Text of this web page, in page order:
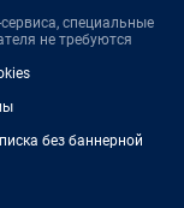
специальные
не требуются
без баннерной